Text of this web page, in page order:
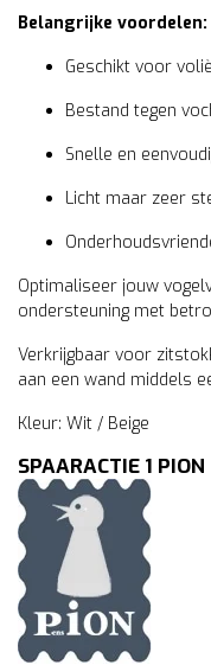
Belangrijke voordelen:
Geschikt voor
Bestand tegen
Snelle en
Licht maar zeer
Optimaliseer jouw
ondersteuning met
Verkrijgbaar voor
aan een wand middels
Kleur: Wit / Beige
SPAARACTIE 1 PION